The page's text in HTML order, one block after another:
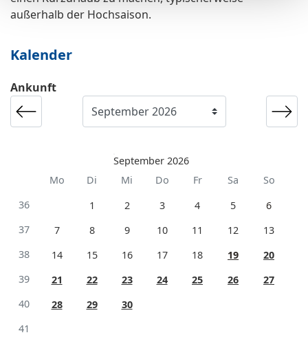
außerhalb der Hochsaison.
Kalender
Ankunft
September 2026
Mo
Di Mi Do Fr Sa
So
36
1 2 3 4 5
6
37
7 8 9 10 11 12
13
38
14 15 16 17 18 19
20
39
21 22 23 24 25 26
27
40
28 29
30
41